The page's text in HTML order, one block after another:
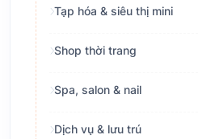
Tạp hóa & siêu thị mini
Shop thời trang
Spa, salon & nail
Dịch vụ & lưu trú